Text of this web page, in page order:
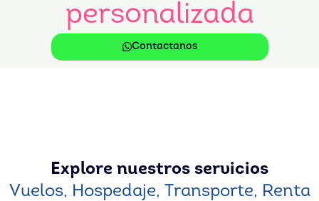
personalizada
Contactanos
Explore nuestros servicios
Vuelos, Hospedaje, Transporte, Renta